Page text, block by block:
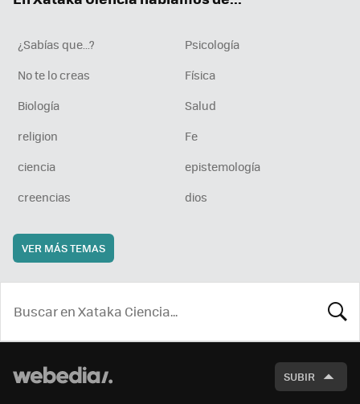
¿Sabías que...?
Psicología
No te lo creas
Física
Biología
Salud
religion
Fe
ciencia
epistemología
creencias
dios
VER MÁS TEMAS
SUBIR